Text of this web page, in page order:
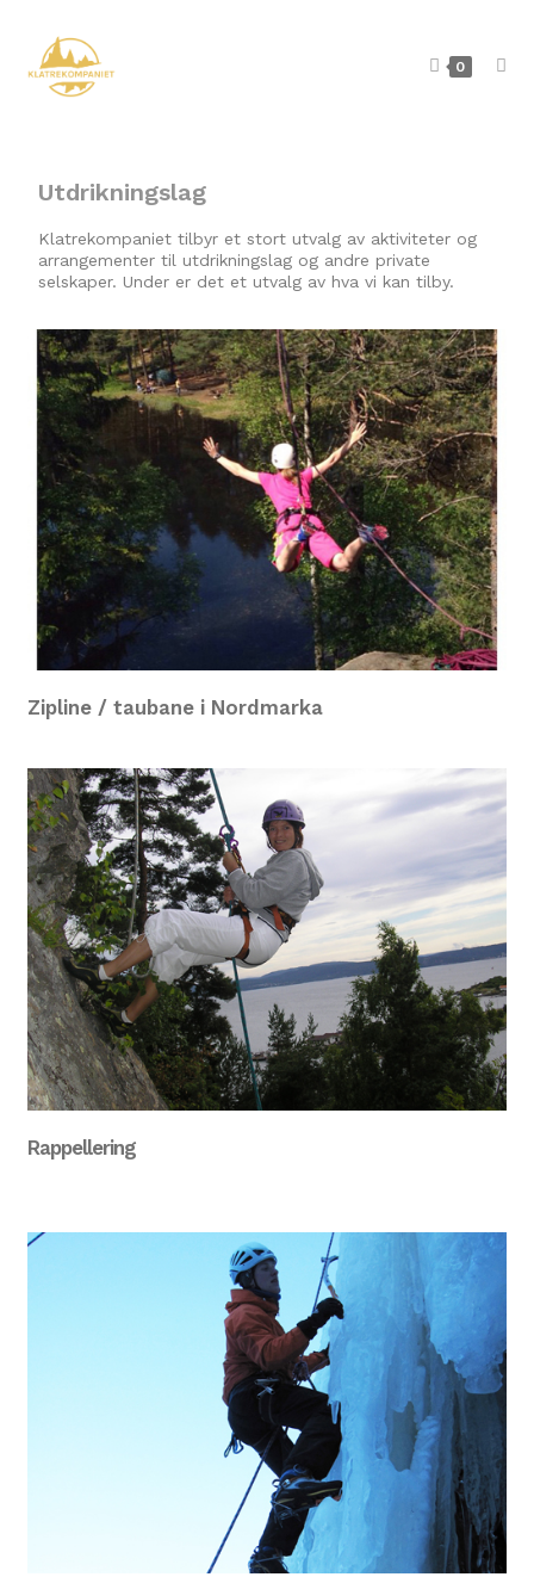
0
Utdrikningslag
Klatrekompaniet tilbyr et stort utvalg av aktiviteter og
arrangementer til utdrikningslag og andre private
selskaper. Under er det et utvalg av hva vi kan tilby.
Zipline / taubane i Nordmarka
Rappellering